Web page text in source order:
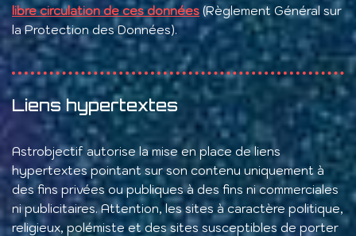
libre circulation de ces données (Règlement Général sur
la Protection des Données).
Liens hypertextes
Astrobjectif autorise la mise en place de liens
hypertextes pointant sur son contenu uniquement à
des fins privées ou publiques à des fins ni commerciales
ni publicitaires. Attention, les sites à caractère politique,
religieux, polémiste et des sites susceptibles de porter